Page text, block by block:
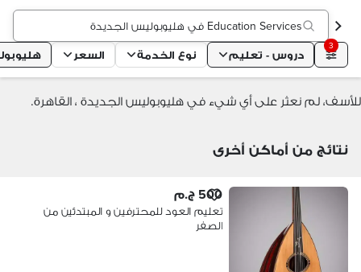
Education Services في هليوبوليس الجديدة
3
دروس - تعليم نوع الخدمة السعر
للأسف، لم نعثر على أي شيء في هليوبوليس الجديدة ، القاهرة.
نتائج من أماكن أخرى
500 ج.م
تعليم العود للمحترفين و المبتدئين من
الصفر